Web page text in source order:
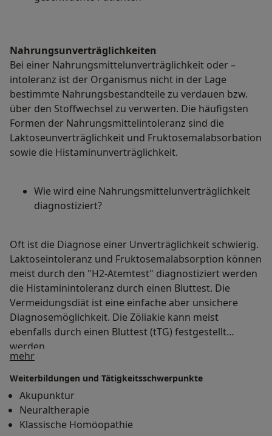
Nahrungsunverträglichkeiten
Bei einer Nahrungsmittelunverträglichkeit oder –
intoleranz ist der Organismus nicht in der Lage
bestimmte Nahrungsbestandteile zu verdauen bzw.
über den Stoffwechsel zu verwerten. Die häufigsten
Formen der Nahrungsmittelintoleranz sind die
Laktoseunverträglichkeit und Fruktosemalabsorbation
sowie die Histaminunverträglichkeit.
Wie wird eine Nahrungsmittelunverträglichkeit
diagnostiziert?
Oft ist die Diagnose einer Unverträglichkeit schwierig.
Laktoseintoleranz und Fruktosemalabsorption können
meist durch den "H2-Atemtest" diagnostiziert werden
die Histaminintoleranz durch einen Bluttest. Die
Vermeidungsdiät ist eine einfache aber unsichere
Diagnosemöglichkeit. Die Zöliakie kann meist
ebenfalls durch einen Bluttest (tTG) festgestellt
werden.
mehrÜber mich
Weiterbildungen und Tätigkeitsschwerpunkte
Akupunktur
Neuraltherapie
Klassische Homöopathie